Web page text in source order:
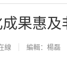
果惠及
線 編輯：楊磊